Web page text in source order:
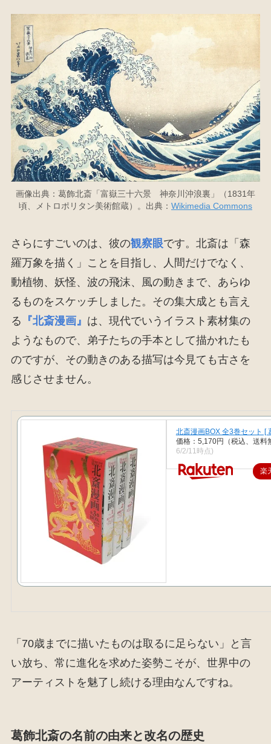
画像出典：葛飾北斎「富嶽三十六景 神奈川沖浪裏」（1831年
頃、メトロポリタン美術館蔵）。出典： Wikimedia Commons
さらにすごいのは、彼の観察眼です。北斎は「森
羅万象を描く」ことを目指し、人間だけでなく、
動植物、妖怪、波の飛沫、風の動きまで、あらゆ
るものをスケッチしました。その集大成とも言え
る 『北斎漫画』 は、現代でいうイラスト素材集の
ようなもので、弟子たちの手本として描かれたも
のですが、その動きのある描写は今見ても古さを
感じさせません。
北斎漫画BOX 全3巻セット [
価格：5,170円（税込、送料
6/2/11時点)
楽
「70歳までに描いたものは取るに足らない」と言
い放ち、常に進化を求めた姿勢こそが、世界中の
アーティストを魅了し続ける理由なんですね。
葛飾北斎の名前の由来と改名の歴史